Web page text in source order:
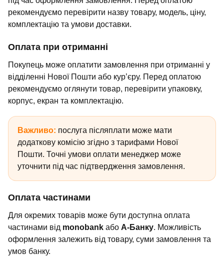
рекомендуємо перевірити назву товару, модель, ціну,
комплектацію та умови доставки.
Оплата при отриманні
Покупець може оплатити замовлення при отриманні у
відділенні Нової Пошти або кур’єру. Перед оплатою
рекомендуємо оглянути товар, перевірити упаковку,
корпус, екран та комплектацію.
Важливо: послуга післяплати може мати
додаткову комісію згідно з тарифами Нової
Пошти. Точні умови оплати менеджер може
уточнити під час підтвердження замовлення.
Оплата частинами
Для окремих товарів може бути доступна оплата
частинами від monobank або А-Банку. Можливість
оформлення залежить від товару, суми замовлення та
умов банку.